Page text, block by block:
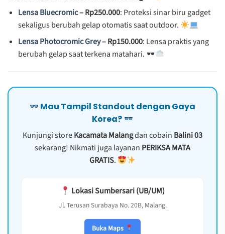
Lensa Bluecromic– Rp250.000: Proteksi sinar biru gadget
sekaligus berubah gelap otomatis saat outdoor.
Lensa Photocromic Grey– Rp150.000: Lensa praktis yang
berubah gelap saat terkena matahari.
Mau Tampil Standout dengan Gaya
Korea?
Kunjungi storeKacamata Malangdan cobain Balini 03
sekarang! Nikmati juga layanan PERIKSA MATA
GRATIS.
Lokasi Sumbersari (UB/UM)
Jl. Terusan Surabaya No. 20B, Malang.
Buka Maps